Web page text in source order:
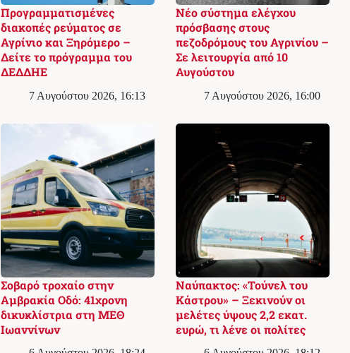
Προγραμματισμένες
διακοπές ρεύματος σε
Αγρίνιο και Ξηρόμερο –
Δείτε το πρόγραμμα του
ΔΕΔΔΗΕ
7 Αυγούστου 2026, 16:13
Νέο σύστημα ελέγχου
πρόσβασης στους
πεζοδρόμους του Αγρινίου –
Σε λειτουργία από 10
Αυγούστου
7 Αυγούστου 2026, 16:00
Σοβαρό τροχαίο στην
Αμβρακία Οδό: 41χρονη
δικυκλίστρια στη ΜΕΘ
Ιωαννίνων
Ναύπακτος: «Τούνελ του
Κάστρου» – Ξεκινούν οι
μελέτες ύψους 2,2 εκατ.
ευρώ, τι λένε οι πολίτες